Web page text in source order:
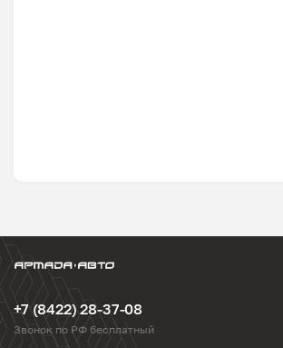
+7 (8422) 28-37-08
Звонок по РФ бесплатный